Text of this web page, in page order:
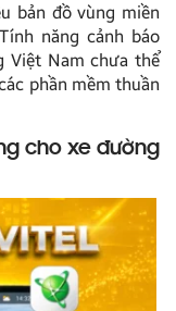
bản đồ vùng miền
năng cảnh báo
Việt Nam chưa thể
phần mềm thuần
cho xe đường